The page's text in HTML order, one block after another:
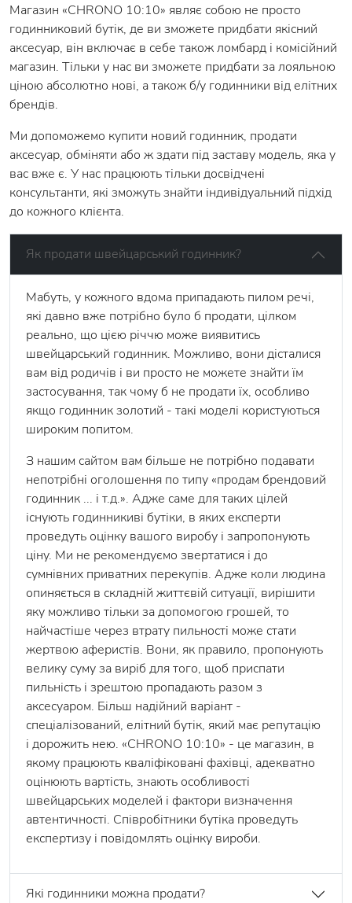
Магазин «CHRONO 10:10» являє собою не просто
годинниковий бутік, де ви зможете придбати якісний
аксесуар, він включає в себе також ломбард і комісійний
магазин. Тільки у нас ви зможете придбати за лояльною
ціною абсолютно нові, а також б/у годинники від елітних
брендів.
Ми допоможемо купити новий годинник, продати
аксесуар, обміняти або ж здати під заставу модель, яка у
вас вже є. У нас працюють тільки досвідчені
консультанти, які зможуть знайти індивідуальний підхід
до кожного клієнта.
Як продати швейцарський годинник?
Мабуть, у кожного вдома припадають пилом речі,
які давно вже потрібно було б продати, цілком
реально, що цією річчю може виявитись
швейцарський годинник. Можливо, вони дісталися
вам від родичів і ви просто не можете знайти їм
застосування, так чому б не продати їх, особливо
якщо годинник золотий - такі моделі користуються
широким попитом.
З нашим сайтом вам більше не потрібно подавати
непотрібні оголошення по типу «продам брендовий
годинник ... і т.д.». Адже саме для таких цілей
існують годинникиві бутіки, в яких експерти
проведуть оцінку вашого виробу і запропонують
ціну. Ми не рекомендуємо звертатися і до
сумнівних приватних перекупів. Адже коли людина
опиняється в складній життєвій ситуації, вирішити
яку можливо тільки за допомогою грошей, то
найчастіше через втрату пильності може стати
жертвою аферистів. Вони, як правило, пропонують
велику суму за виріб для того, щоб приспати
пильність і зрештою пропадають разом з
аксесуаром. Більш надійний варіант -
спеціалізований, елітний бутік, який має репутацію
і дорожить нею. «CHRONO 10:10» - це магазин, в
якому працюють кваліфіковані фахівці, адекватно
оцінюють вартість, знають особливості
швейцарських моделей і фактори визначення
автентичності. Співробітники бутіка проведуть
експертизу і повідомлять оцінку вироби.
Які годинники можна продати?